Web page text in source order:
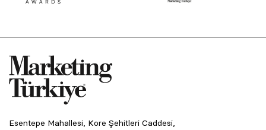
Esentepe Mahallesi, Kore Şehitleri Caddesi,